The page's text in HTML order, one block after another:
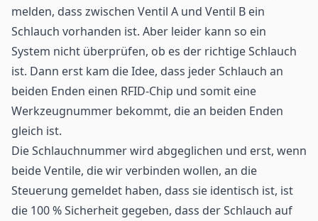
melden, dass zwischen Ventil A und Ventil B ein
Schlauch vorhanden ist. Aber leider kann so ein
System nicht überprüfen, ob es der richtige Schlauch
ist. Dann erst kam die Idee, dass jeder Schlauch an
beiden Enden einen RFID-Chip und somit eine
Werkzeugnummer bekommt, die an beiden Enden
gleich ist.
Die Schlauchnummer wird abgeglichen und erst, wenn
beide Ventile, die wir verbinden wollen, an die
Steuerung gemeldet haben, dass sie identisch ist, ist
die 100 % Sicherheit gegeben, dass der Schlauch auf